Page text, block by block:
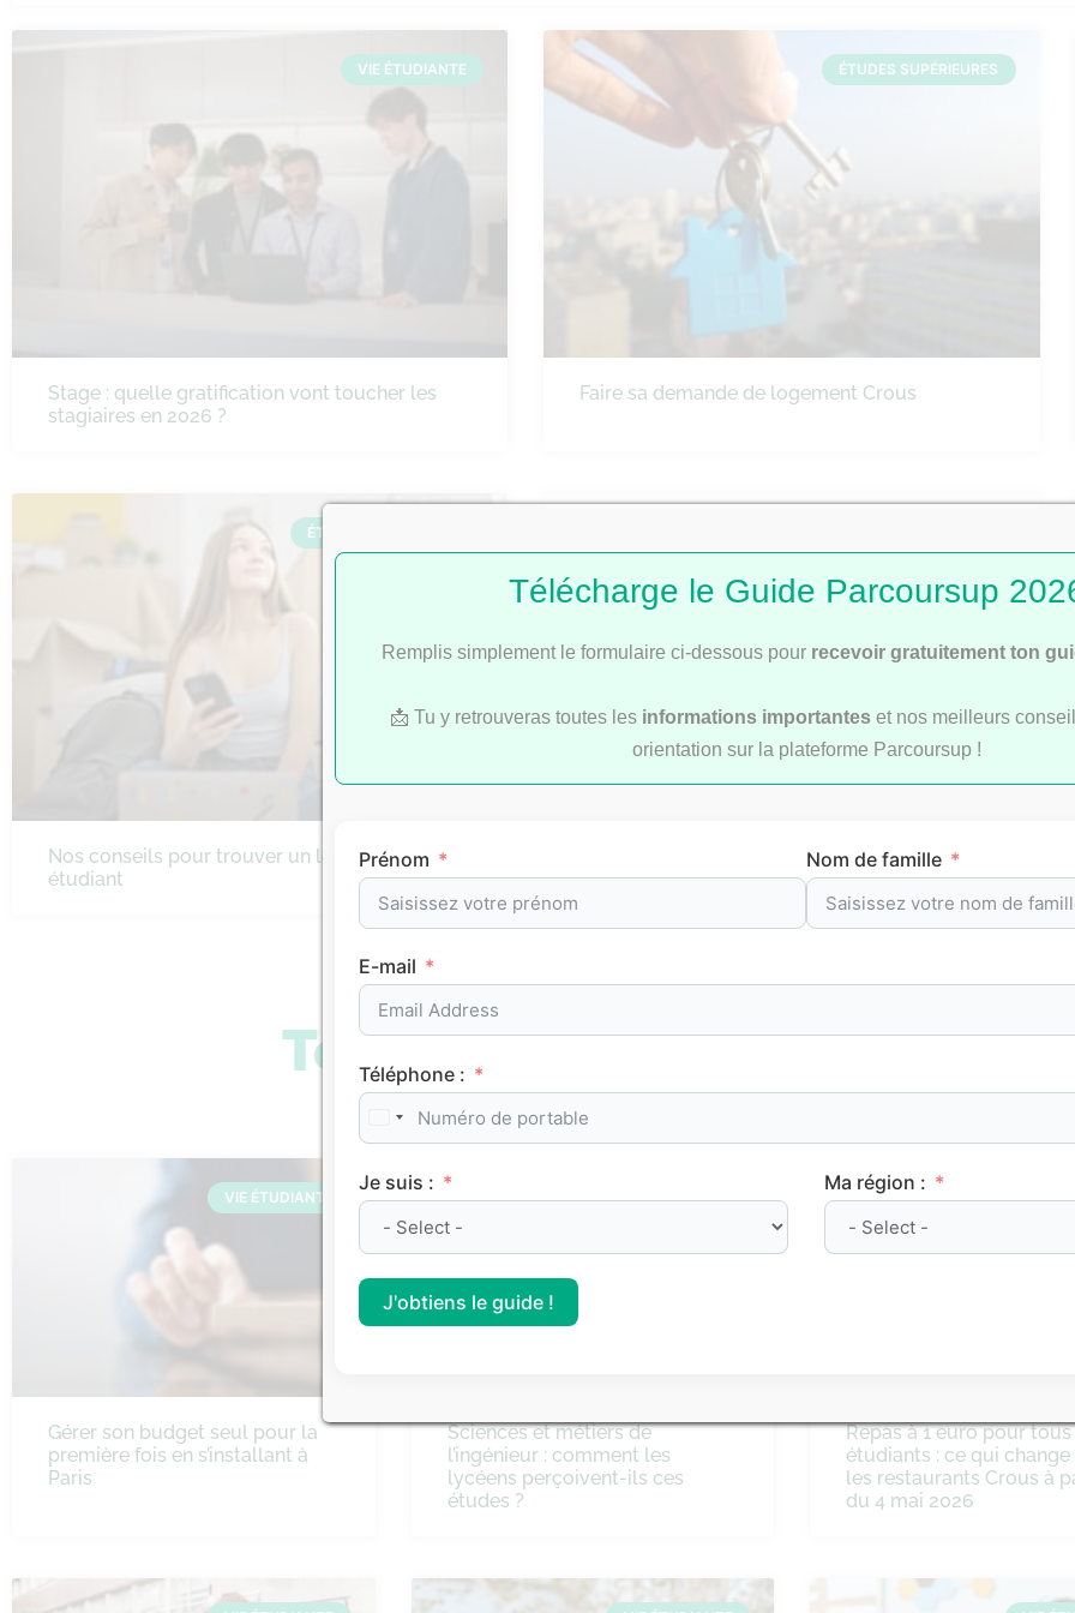
VIE ÉTUDIANTE
Stage : quelle gratification vont toucher les
stagiaires en 2026 ?
ÉTUDES SUPÉRIEURES
Faire sa demande de logement Crous
ÉTUDES SUPÉRIEURES
Nos conseils pour trouver un logement
étudiant
Les applications bons plans pour les étudiants
Tous les articles sur la vie
VIE ÉTUDIANTE
Gérer son budget seul pour la
première fois en s’installant à
Paris
VIE ÉTUDIANTE
Sciences et métiers de
l’ingénieur : comment les
lycéens perçoivent-ils ces
études ?
VIE
Repas à 1 euro pour
étudiants : ce qui change
les restaurants Crous à
du 4 mai 2026
Télécharge le Guide Parcoursup
Remplis simplement le formulaire ci-dessous pour recevoir gratuitement ton
📩 Tu y retrouveras toutes les informations importantes et nos meilleurs
orientation sur la plateforme Parcoursup !
Prénom Nom de famille
E-mail
Téléphone :
Je suis : Ma région :
J'obtiens le guide !